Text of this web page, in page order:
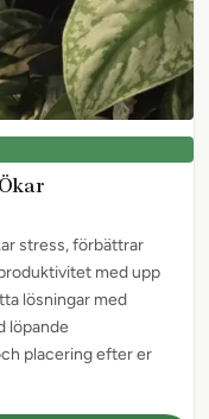
stress, förbättrar
med upp
lösningar med
löpande
placering efter er